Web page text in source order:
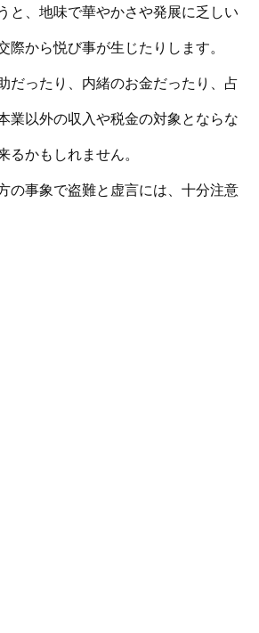
と、地味で華やかさや発展に乏しい
際から悦び事が生じたりします。
だったり、内緒のお金だったり、占
業以外の収入や税金の対象とならな
かもしれません。
の事象で盗難と虚言には、十分注意